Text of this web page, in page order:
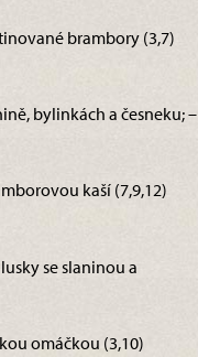
brambory (3,7)
bylinkách a česneku; –
kaší (7,9,12)
se slaninou a
omáčkou (3,10)